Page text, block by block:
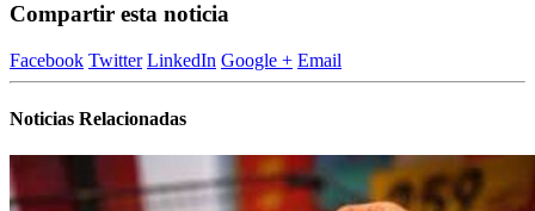
Compartir esta noticia
Facebook Twitter LinkedIn Google + Email
Noticias Relacionadas